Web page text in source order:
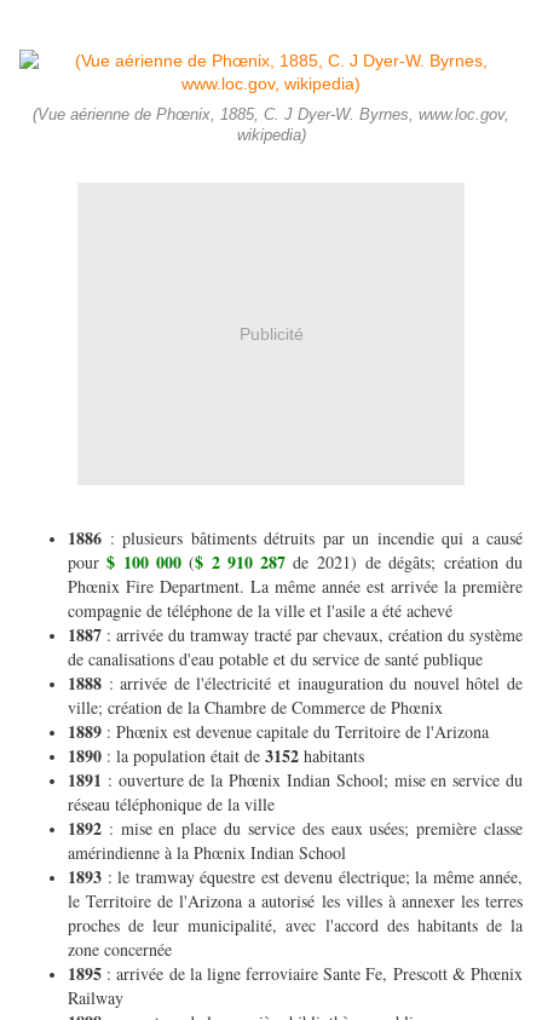
(Vue aérienne de Phœnix, 1885, C. J Dyer-W. Byrnes, www.loc.gov,
wikipedia)
Publicité
1886 : plusieurs bâtiments détruits par un incendie qui a causé
pour$ 100 000($ 2 910 287 de 2021) de dégâts; création du
Phœnix Fire Department. La même année est arrivée la première
compagnie de téléphone de la ville et l'asile a été achevé
1887 : arrivée du tramway tracté par chevaux, création du système
de canalisations d'eau potable et du service de santé publique
1888 : arrivée de l'électricité et inauguration du nouvel hôtel de
ville; création de la Chambre de Commerce de Phœnix
1889 : Phœnix est devenue capitale du Territoire de l'Arizona
1890 : la population était de 3152 habitants
1891 : ouverture de la Phœnix Indian School; mise en service du
réseau téléphonique de la ville
1892 : mise en place du service des eaux usées; première classe
amérindienne à la Phœnix Indian School
1893 : le tramway équestre est devenu électrique; la même année,
le Territoire de l'Arizona a autorisé les villes à annexer les terres
proches de leur municipalité, avec l'accord des habitants de la
zone concernée
1895 : arrivée de la ligne ferroviaire Sante Fe, Prescott & Phœnix
Railway